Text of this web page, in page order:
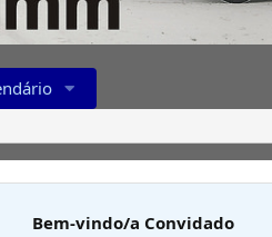
Bem-vindo/a Convidado